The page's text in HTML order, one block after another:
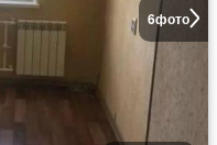
6фото